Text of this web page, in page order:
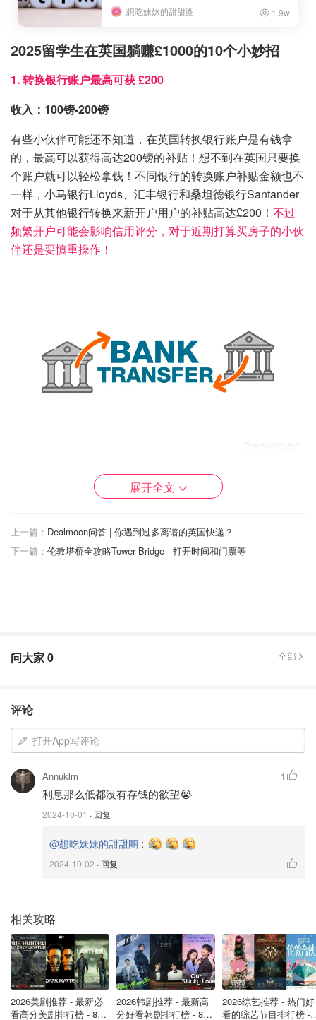
想吃妹妹的甜甜圈 1.9w
2025留学生在英国躺赚£1000的10个小妙招
1. 转换银行账户最高可获 £200
收入：100镑-200镑
有些小伙伴可能还不知道，在英国转换银行账户是有钱拿
的，最高可以获得高达200镑的补贴！想不到在英国只要换
个账户就可以轻松拿钱！不同银行的转换账户补贴金额也不
一样，小马银行Lloyds、汇丰银行和桑坦德银行Santander
对于从其他银行转换来新开户用户的补贴高达£200！ 不过
频繁开户可能会影响信用评分，对于近期打算买房子的小伙
伴还是要慎重操作！
具体的转换方式我们以Santander银行举例（
首先你要选择银行，在官网查看转换银行不同奖励政策
然后你需要在切换账户60天内，完成两个直接Debit的
在完成转换到60天后，如果银行确认审核无误，就会
把200镑的现金打入你的账户中。
其他银行的转换方式也基本上比较类似，大家可以在官网查
看相关转换账户的流程，躺赚200镑！
图片来源于@Santander，版权属于原作者
展开全文
上一篇： Dealmoon问答 | 你遇到过多离谱的英国快递？
下一篇： 伦敦塔桥全攻略Tower Bridge - 打开时间和门票等
问大家0 全部
评论
打开App写评论
Annuklm
利息那么低都没有存钱的欲望😭
2024-10-01 · 回复
1
@想吃妹妹的甜甜圈 :
2024-10-02 · 回复
相关攻略
2026美剧推荐 - 最新必
看高分美剧排行榜 - 8月
2026韩剧推荐 - 最新高
分好看韩剧排行榜 - 8月
2026综艺推荐 - 热门好
看的综艺节目排行榜 -